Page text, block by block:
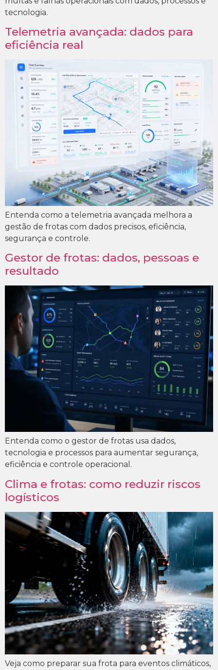
tecnologia.
Telemetria avançada: dados para
eficiência real
Entenda como a telemetria avançada melhora a
gestão de frotas com dados precisos, eficiência,
segurança e controle.
Gestor de frotas: dados, pessoas e
resultado
Entenda como o gestor de frotas usa dados,
tecnologia e processos para aumentar segurança,
eficiência e controle operacional.
Clima e frotas: como reduzir riscos
logísticos
Veja como preparar sua frota para eventos climáticos,